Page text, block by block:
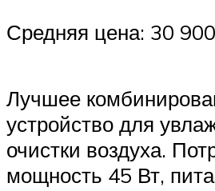
Средняя цена: 30
Лучшее
устройство для
очистки воздуха.
мощность 45 Вт,